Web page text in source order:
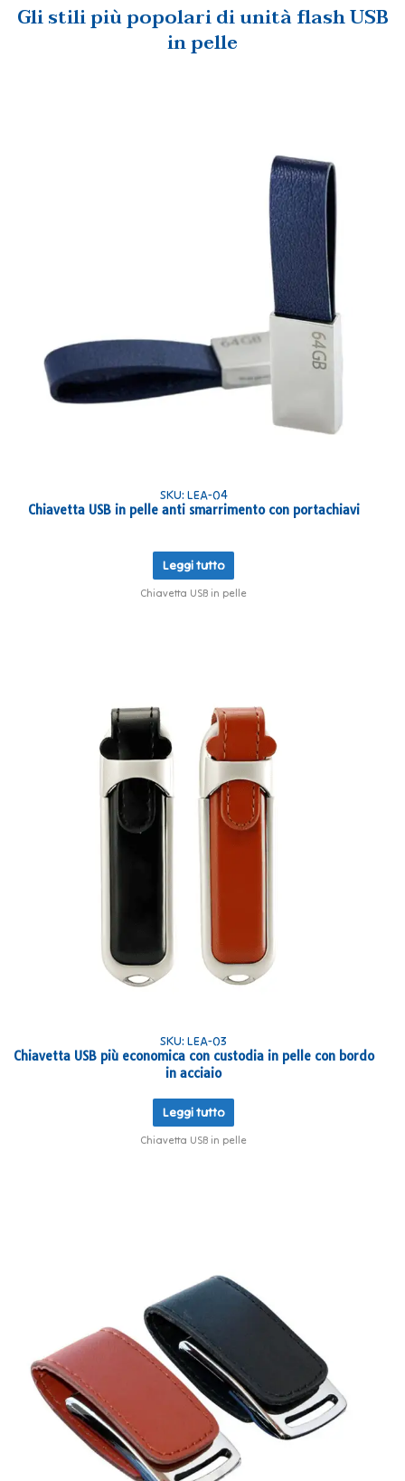
Gli stili più popolari di unità flash USB
in pelle
SKU: LEA-04
Chiavetta USB in pelle anti smarrimento con portachiavi
Leggi tutto
Chiavetta USB in pelle
SKU: LEA-03
Chiavetta USB più economica con custodia in pelle con bordo
in acciaio
Leggi tutto
Chiavetta USB in pelle